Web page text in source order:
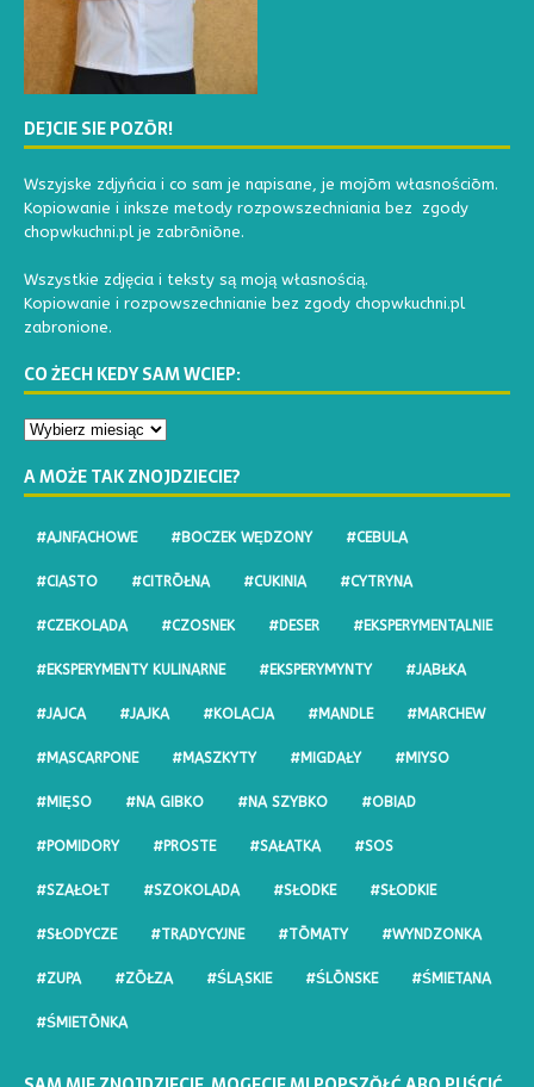
DEJCIE SIE POZŌR!
Wszyjske zdjyńcia i co sam je napisane, je mojōm własnościōm.
Kopiowanie i inksze metody rozpowszechniania bez zgody
chopwkuchni.pl je zabrōniōne.
Wszystkie zdjęcia i teksty są moją własnością.
Kopiowanie i rozpowszechnianie bez zgody chopwkuchni.pl
zabronione.
CO ŻECH KEDY SAM WCIEP:
A MOŻE TAK ZNOJDZIECIE?
#AJNFACHOWE #BOCZEK WĘDZONY #CEBULA
#CIASTO #CITRŌŁNA #CUKINIA #CYTRYNA
#CZEKOLADA #CZOSNEK #DESER #EKSPERYMENTALNIE
#EKSPERYMENTY KULINARNE #EKSPERYMYNTY #JABŁKA
#JAJCA #JAJKA #KOLACJA #MANDLE #MARCHEW
#MASCARPONE #MASZKYTY #MIGDAŁY #MIYSO
#MIĘSO #NA GIBKO #NA SZYBKO #OBIAD
#POMIDORY #PROSTE #SAŁATKA #SOS
#SZAŁOŁT #SZOKOLADA #SŁODKE #SŁODKIE
#SŁODYCZE #TRADYCYJNE #TŌMATY #WYNDZONKA
#ZUPA #ZŌŁZA #ŚLĄSKIE #ŚLŌNSKE #ŚMIETANA
#ŚMIETŌNKA